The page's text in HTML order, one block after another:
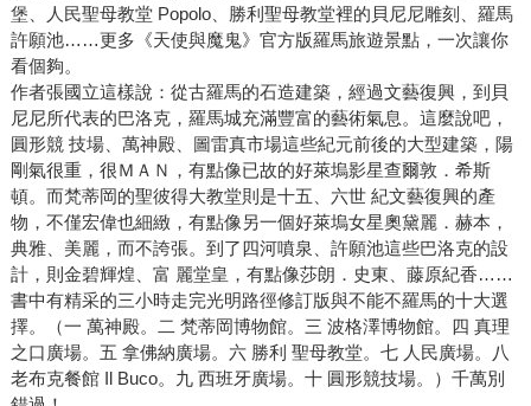
端著威士忌，一手寫著那種用嘻笑怒罵又耍賤裝笨來講道理
的文章。 所以，他每一年一定重看一遍日劇「海灘男孩」。
反町隆史和竹野內豐來到海邊，什麼也不做也不想，和過去
與未來切斷，純粹的自我放逐，有一些人一些事流過去了，
或留下來了。 所以每一年他都去花蓮台東，台十一線，很優
雅的慢慢走，深深呼吸，這樣他的人生才能和這裡成為一種
有意義的關係。 有一次他問朋友「中醫有沒有什麼讓人放鬆
的方子？」得到的答案是「逍遙散」。 年輕時候賞給自己一
段自我放逐的歲月是張國立最癡迷的狀態，自我放逐，徹底
的墮落，背對主流社會價值，「人只有在那樣的狀態下，不
追求什麼的時候，才能夠經歷奇特的事。」 但他已經年輕不
回來，當然也來不及自我放逐了。 因此，他寫了一系列酒吧
與男人的故事。這些故事成為《偷眼淚的天使》的血肉。 他
需要一個人去串連故事，倪克就誕生了。倪克，一個張國立
堡、人民聖母教堂 Popolo、勝利聖母教堂裡的貝尼尼雕刻、羅馬
許願池……更多《天使與魔鬼》官方版羅馬旅遊景點，一次讓你
看個夠。
作者張國立這樣說：從古羅馬的石造建築，經過文藝復興，到貝
尼尼所代表的巴洛克，羅馬城充滿豐富的藝術氣息。這麼說吧，
圓形競 技場、萬神殿、圖雷真市場這些紀元前後的大型建築，陽
剛氣很重，很ＭＡＮ，有點像已故的好萊塢影星查爾敦．希斯
頓。而梵蒂岡的聖彼得大教堂則是十五、六世 紀文藝復興的產
物，不僅宏偉也細緻，有點像另一個好萊塢女星奧黛麗．赫本，
典雅、美麗，而不誇張。到了四河噴泉、許願池這些巴洛克的設
計，則金碧輝煌、富 麗堂皇，有點像莎朗．史東、藤原紀香……
書中有精采的三小時走完光明路徑修訂版與不能不羅馬的十大選
擇。（一 萬神殿。二 梵蒂岡博物館。三 波格澤博物館。四 真理
之口廣場。五 拿佛納廣場。六 勝利 聖母教堂。七 人民廣場。八
老布克餐館 Il Buco。九 西班牙廣場。十 圓形競技場。）千萬別